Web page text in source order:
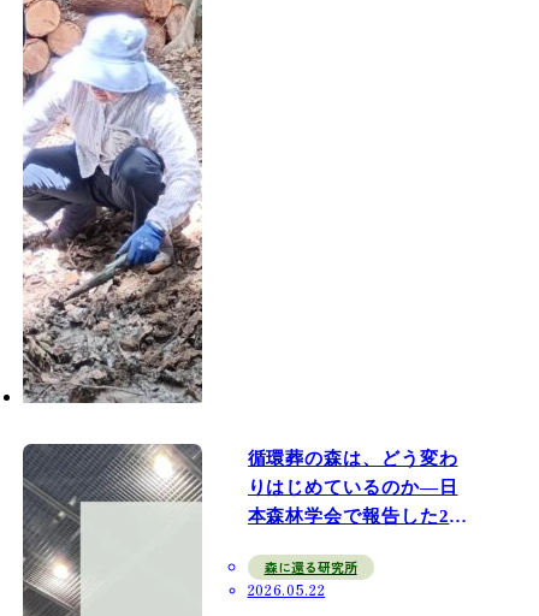
循環葬の森は、どう変わ
りはじめているのか—日
本森林学会で報告した2年
森に還る研究所
2026.05.22